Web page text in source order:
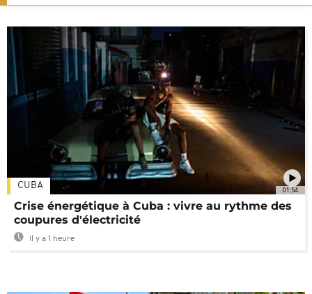
01:54
CUBA
Crise énergétique à Cuba : vivre au rythme des
coupures d'électricité
Il y a 1 heure